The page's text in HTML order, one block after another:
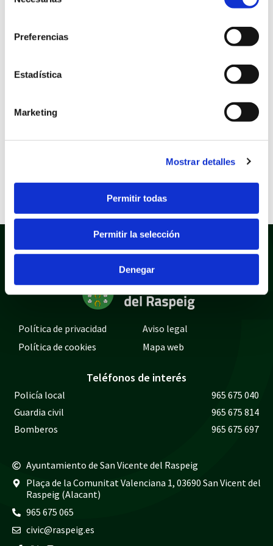
Preferencias
Estadística
Marketing
Mostrar detalles
Permitir todas
Permitir la selección
Denegar
ayuntamiento de San
Vicente del Raspeig
Sede electrónica
Área: Atención al ciudadano
01/01/2026
Política de privacidad
Aviso legal
Política de cookies
Mapa web
Teléfonos de interés
Policía local
965 675 040
Guardia civil
965 675 814
Bomberos
965 675 697
Ayuntamiento de San Vicente del Raspeig
Plaça de la Comunitat Valenciana 1, 03690 San Vicent del
Raspeig (Alacant)
965 675 065
civic@raspeig.es